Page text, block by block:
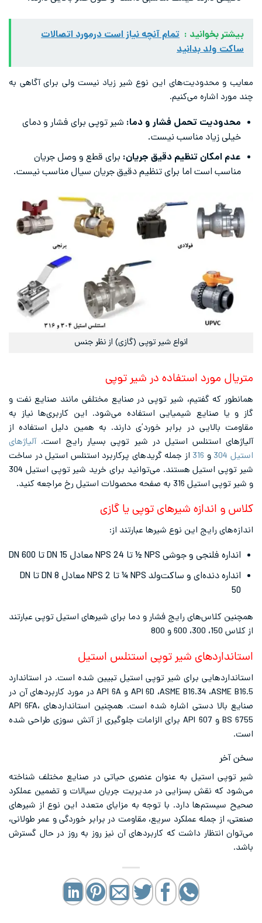
بیشتر بخوانید : تمام آنچه نیاز است درمورد اتصالات
ساکت ولد بدانید
معایب و محدودیت‌های این نوع شیر زیاد نیست ولی برای آگاهی به
چند مورد اشاره می‌کنیم.
محدودیت تحمل فشار و دما: شیر توپی برای فشار و دمای
خیلی زیاد مناسب نیست.
عدم امکان تنظیم دقیق جریان: برای قطع و وصل جریان
مناسب است اما برای تنظیم دقیق جریان سیال مناسب نیست.
انواع شیر توپی (گازی) از نظر جنس
متریال مورد استفاده در شیر توپی
همانطور که گفتیم، شیر توپی در صنایع مختلفی مانند صنایع نفت و
گاز و یا صنایع شیمیایی استفاده می‌شود. این کاربری‌ها نیاز به
مقاومت بالایی در برابر خورد’ی دارند. به همین دلیل استفاده از
آلیاژهای استنلس استیل در شیر توپی بسیار رایج است.آلیاژهای
استیل 304
و 316 از جمله گریدهای پرکاربرد استنلس استیل در ساخت
شیر توپی استیل هستند. می‌توانید برای خرید شیر توپی استیل 304
و شیر توپی استیل 316 به صفحه محصولات استیل رخ مراجعه کنید.
کلاس و اندازه شیرهای توپی یا گازی
اندازه‌های رایج این نوع شیرها عبارتند از:
انداره فلنجی و جوشی NPS ½ تا NPS 24 معادل DN 15 تا DN 600
انداره دنده‌ای و ساکت‌ولد NPS ¼ تا NPS 2 معادل DN 8 تا DN
50
همچنین کلاس‌های رایج فشار و دما برای شیرهای استیل توپی عبارتند
از کلاس 150، 300، 600 و 800
استانداردهای شیر توپی استنلس استیل
استانداردهایی برای شیر توپی استیل تبیین شده است. در استاندارد
API 6D ،ASME B16.34 ،ASME B16.5 و API 6A در مورد کاربردهای آن در
صنایع بالا دستی اشاره شده است. همچنین استانداردهای API 6FA،
BS 6755 و API 607 برای الزامات جلوگیری از آتش سوزی طراحی شده
است.
سخن آخر
شیر توپی استیل به عنوان عنصری حیاتی در صنایع مختلف شناخته
می‌شود که نقش بسزایی در مدیریت جریان سیالات و تضمین عملکرد
صحیح سیستم‌ها دارد. با توجه به مزایای متعدد این نوع از شیرهای
صنعتی، از جمله عملکرد سریع، مقاومت در برابر خوردگی و عمر طولانی،
می‌توان انتظار داشت که کاربردهای آن نیز روز به روز در حال گسترش
باشد.